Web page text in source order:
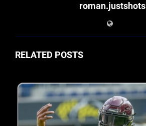
roman.justshots
RELATED POSTS